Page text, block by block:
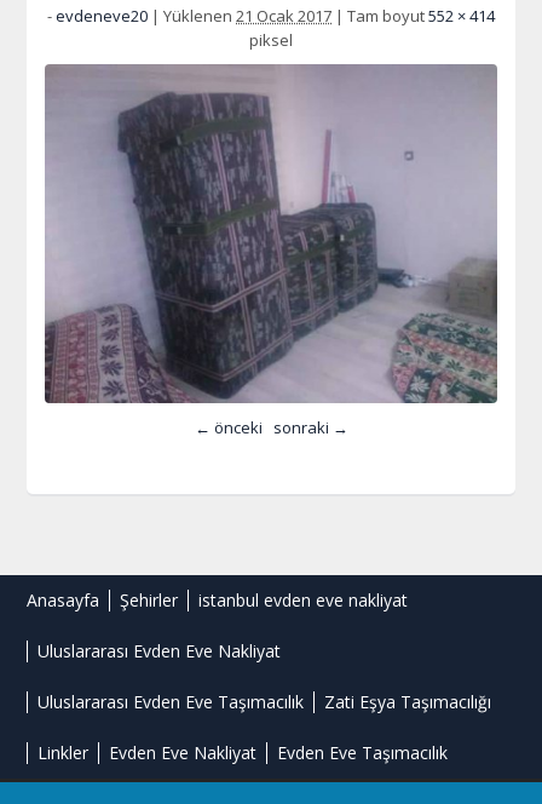
-evdeneve20 | Yüklenen 21 Ocak 2017 | Tam boyut552 × 414
piksel
← önceki sonraki →
Anasayfa Şehirler istanbul evden eve nakliyat
Uluslararası Evden Eve Nakliyat
Uluslararası Evden Eve Taşımacılık Zati Eşya Taşımacılığı
Linkler Evden Eve Nakliyat Evden Eve Taşımacılık